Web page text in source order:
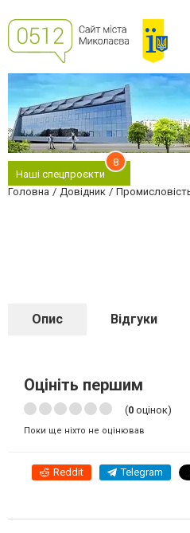
Наші спецпроєкти
8
Головна Довідник
Опис Відгуки
Оцініть першим
(0 оцінок)
Поки ще ніхто не оцінював
Reddit Telegram